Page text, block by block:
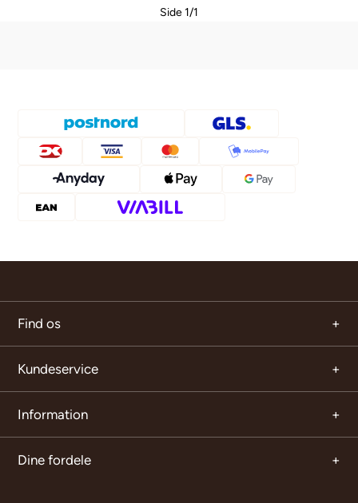
Side 1/1
Find os
Kundeservice
Information
Dine fordele